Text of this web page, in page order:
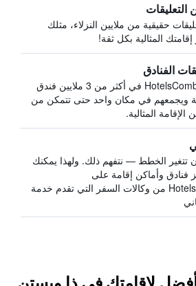
التعليقات
حقيقية من ملايين النزلاء، مثلك
المثالية بكل ثقة!
الفنادق
يبحث HotelsCombined في أكثر من 3 ملايين فندق
ويجمعهم في مكان واحد حتى تتمكن من
الإقامة المثالية.
تتغير الخطط — نتفهم ذلك. ولهذا يمكنك
فنادق وأماكن إقامة على
HotelsCombined من وكالات السفر التي تقدم خدمة